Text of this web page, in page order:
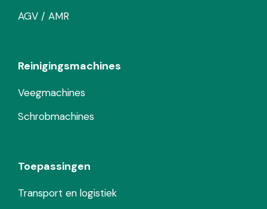
AGV / AMR
Reinigingsmachines
Veegmachines
Schrobmachines
Toepassingen
Transport en logistiek